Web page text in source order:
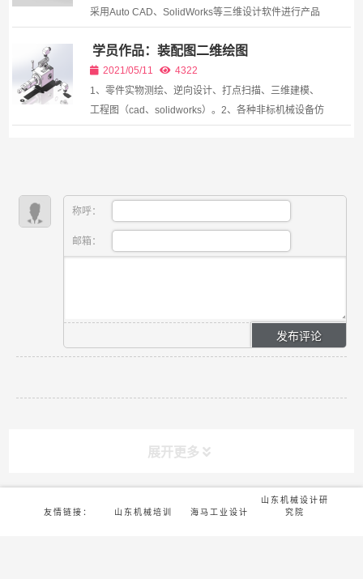
采用Auto CAD、SolidWorks等三维设计软件进行产品
置等物理量，为相关设计和后续加工提供了可靠依据。
3、所...
学员作品：装配图二维绘图
2021/05/11
4322
1、零件实物测绘、逆向设计、打点扫描、三维建模、
工程图（cad、solidworks）。2、各种非标机械设备仿
称呼：
邮箱：
展开更多
版权所有©2022-济南海马机械设计有限公司 |鲁ICP备16016777号-7
友情链接： 山东机械培训 海马工业设计
山东机械设计研
究院